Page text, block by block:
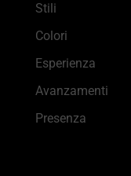
Stili
Colori
Esperienza
Avanzamenti
Presenza